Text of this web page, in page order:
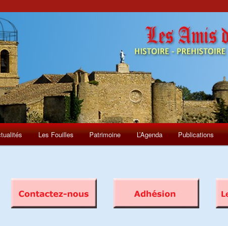
Les Fouilles Patrimoine L’Agenda Publications